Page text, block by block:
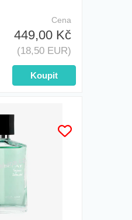
Cena
449,00 Kč
(18,50 EUR)